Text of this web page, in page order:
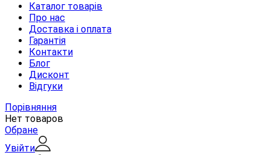
Каталог товарів
Про нас
Доставка і оплата
Гарантія
Контакти
Блог
Дисконт
Відгуки
Порівняння
Нет товаров
Обране
Увійти